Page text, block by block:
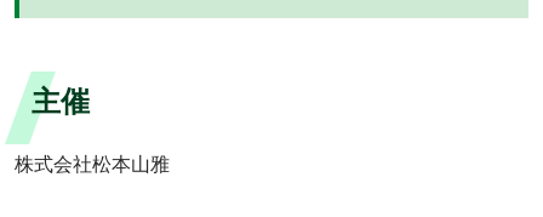
主催
株式会社松本山雅